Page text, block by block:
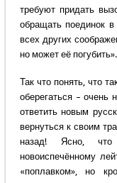
требуют придать
обращать поединок
всех других
но может её погубить».
Так что понять, что
оберегаться – очень
ответить новым
вернуться к своим
назад! Ясно, что
новоиспечённому
«поплавком», но